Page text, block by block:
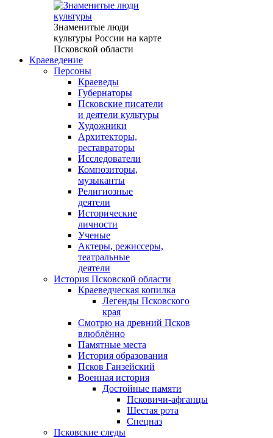
Знаменитые люди
культуры России на карте
Псковской области
Краеведение
Персоны
Краеведы
Губернаторы
Псковские писатели
и деятели культуры
Художники
Архитекторы,
реставраторы
Исследователи
Композиторы,
музыканты
Религиозные
деятели
Исторические
личности
Ученые
Актеры, режиссеры,
театральные
деятели
История Псковской области
Краеведческая копилка
Легенды Псковского
края
Смотрю на древний Псков
влюблённо
Памятные места
История образования
Псков Ганзейский
Военная история
Достойные памяти
Псковичи-афганцы
Шестая рота
Спецназ
Псковские следы